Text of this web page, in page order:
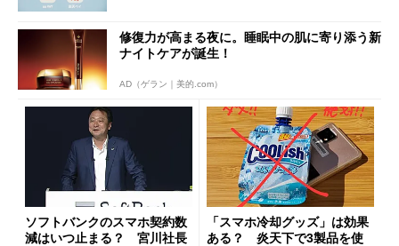
修復力が高まる夜に。睡眠中の肌に寄り添う新
ナイトケアが誕生！
AD（ゲラン｜美的.com）
ソフトバンクのスマホ契約数
減はいつ止まる？ 宮川社長
「スマホ冷却グッズ」は効果
ある？ 炎天下で3製品を使